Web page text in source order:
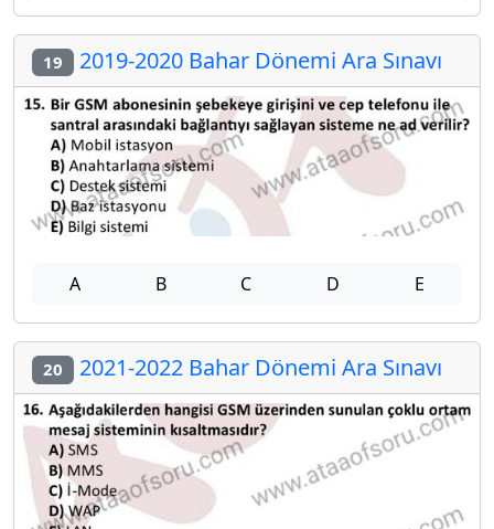
19 2019-2020 Bahar Dönemi Ara Sınavı
A B C D E
20 2021-2022 Bahar Dönemi Ara Sınavı